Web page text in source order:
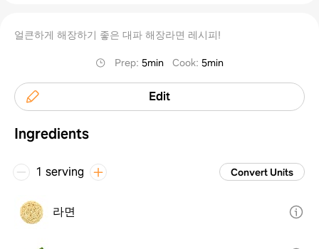
얼큰하게 해장하기 좋은 대파 해장라면 레시피!
Prep:5min Cook:5min
Edit
Ingredients
1 serving Convert Units
라면